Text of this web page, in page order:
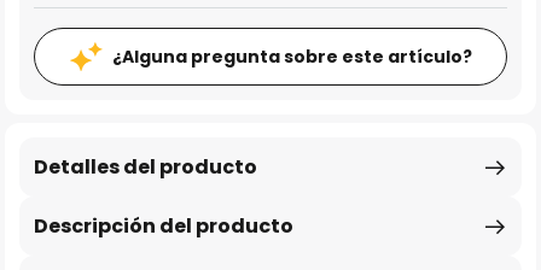
¿Alguna pregunta sobre este artículo?
Descripción del producto
Detalles del producto